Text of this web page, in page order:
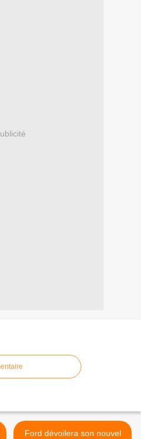
Ford dévoilera son nouvel